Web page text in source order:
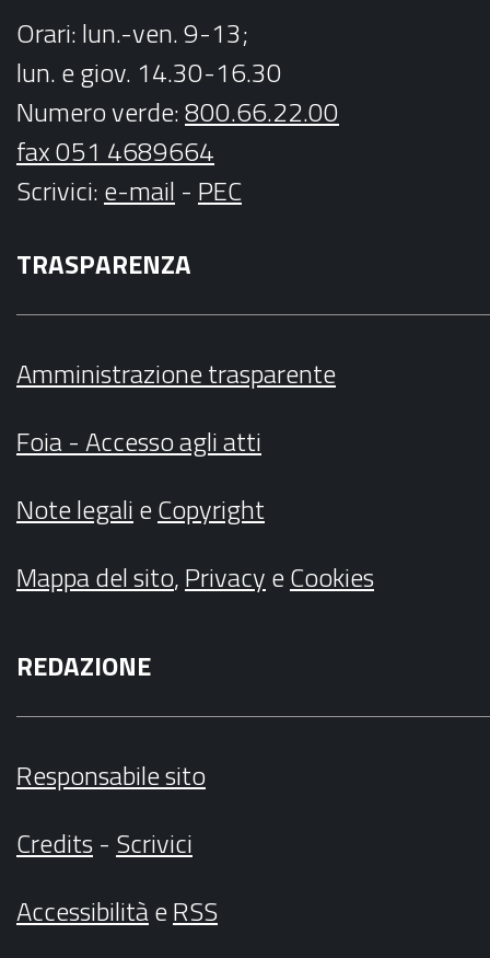
Orari: lun.-ven. 9-13;
lun. e giov. 14.30-16.30
Numero verde:800.66.22.00
fax 051 4689664
Scrivici:e-mail - PEC
TRASPARENZA
Amministrazione trasparente
Foia - Accesso agli atti
Note legalieCopyright
Mappa del sito,PrivacyeCookies
REDAZIONE
Responsabile sito
Credits- Scrivici
AccessibilitàeRSS